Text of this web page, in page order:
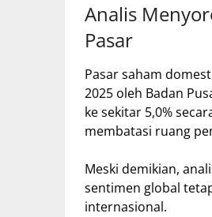
Analis
Pasar
Pasar saham
2025 oleh Badan
ke sekitar 5,0%
membatasi ruang
Meski demikian,
sentimen global
internasional.